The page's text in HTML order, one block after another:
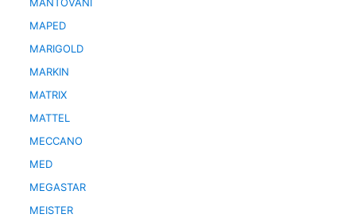
MANTOVANI
MAPED
MARIGOLD
MARKIN
MATRIX
MATTEL
MECCANO
MED
MEGASTAR
MEISTER